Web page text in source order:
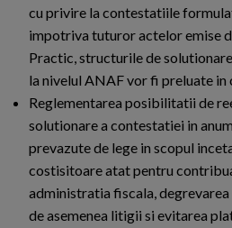
cu privire la contestatiile
impotriva tuturor actelor emise
Practic, structurile de
la nivelul ANAF vor fi preluate in
Reglementarea posibilitatii de
solutionare a contestatiei in
prevazute de lege in scopul
costisitoare atat pentru
administratia fiscala,
de asemenea litigii si evitarea